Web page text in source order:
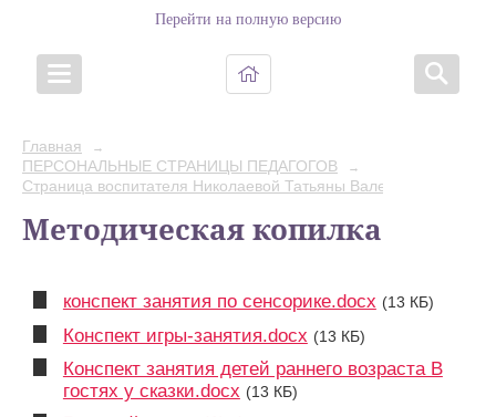
Перейти на полную версию
Главная →
ПЕРСОНАЛЬНЫЕ СТРАНИЦЫ ПЕДАГОГОВ →
Страница воспитателя Николаевой Татьяны Валерьевны
Методическая копилка
конспект занятия по сенсорике.docx (13 КБ)
Конспект игры-занятия.docx (13 КБ)
Конспект занятия детей раннего возраста В
гостях у сказки.docx (13 КБ)